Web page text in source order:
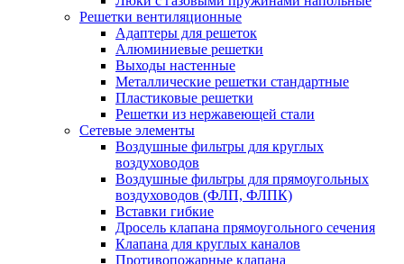
Решетки вентиляционные
Адаптеры для решеток
Алюминиевые решетки
Выходы настенные
Металлические решетки стандартные
Пластиковые решетки
Решетки из нержавеющей стали
Сетевые элементы
Воздушные фильтры для круглых
воздуховодов
Воздушные фильтры для прямоугольных
воздуховодов (ФЛП, ФЛПК)
Вставки гибкие
Дросель клапана прямоугольного сечения
Клапана для круглых каналов
Противопожарные клапана